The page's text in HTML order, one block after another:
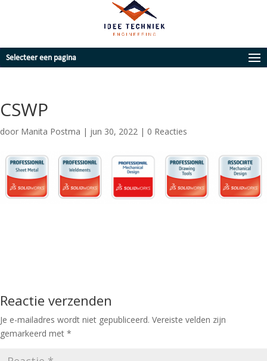
Selecteer een pagina
CSWP
door Manita Postma | jun 30, 2022 | 0 Reacties
Reactie verzenden
Je e-mailadres wordt niet gepubliceerd. Vereiste velden zijn
gemarkeerd met *